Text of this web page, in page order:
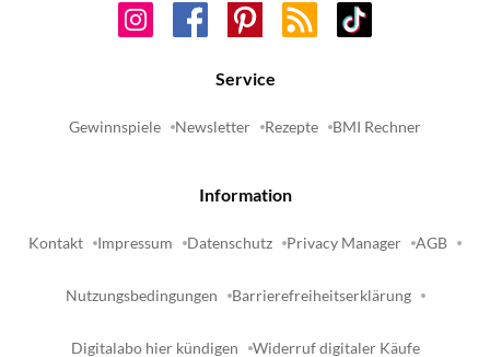
Service
Gewinnspiele Newsletter Rezepte BMI Rechner
Information
Kontakt Impressum Datenschutz Privacy Manager AGB
Nutzungsbedingungen Barrierefreiheitserklärung
Digitalabo hier kündigen Widerruf digitaler Käufe